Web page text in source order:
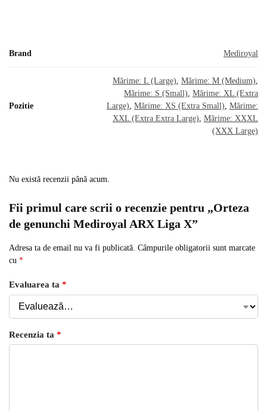
Brand Mediroyal
Pozitie
Mărime: L (Large) Mărime: M (Medium)
Mărime: S (Small) Mărime: XL (Extra
Large) Mărime: XS (Extra Small) Mărime:
XXL (Extra Extra Large) Mărime: XXXL
(XXX Large)
Nu există recenzii până acum.
Fii primul care scrii o recenzie pentru „Orteza
de genunchi Mediroyal ARX Liga X”
Adresa ta de email nu va fi publicată. Câmpurile obligatorii sunt marcate
cu *
Evaluarea ta *
Recenzia ta *